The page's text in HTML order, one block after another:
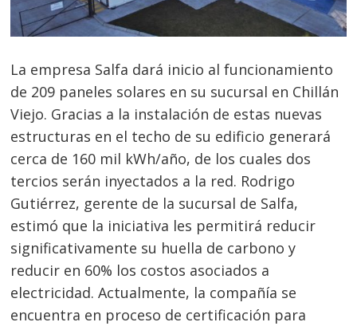
La empresa Salfa dará inicio al funcionamiento
de 209 paneles solares en su sucursal en Chillán
Viejo. Gracias a la instalación de estas nuevas
estructuras en el techo de su edificio generará
cerca de 160 mil kWh/año, de los cuales dos
tercios serán inyectados a la red. Rodrigo
Gutiérrez, gerente de la sucursal de Salfa,
estimó que la iniciativa les permitirá reducir
significativamente su huella de carbono y
reducir en 60% los costos asociados a
electricidad. Actualmente, la compañía se
encuentra en proceso de certificación para